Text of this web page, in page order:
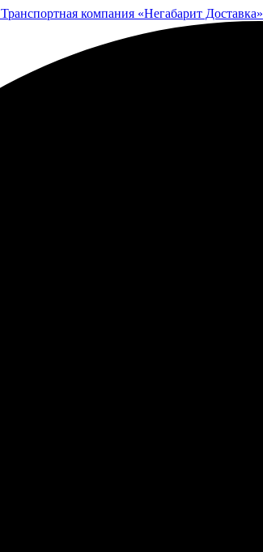
Транспортная компания «Негабарит Доставка»